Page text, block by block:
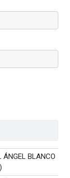
ÁNGEL BLANCO